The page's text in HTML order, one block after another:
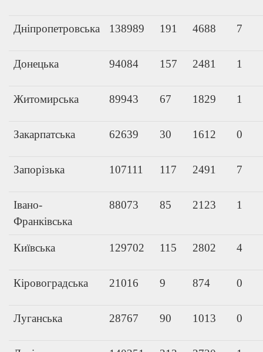
Дніпропетровська 138989 191 4688 7
Донецька 94084 157 2481 1
Житомирська 89943 67 1829 1
Закарпатська 62639 30 1612 0
Запорізька 107111 117 2491 7
Івано-
Франківська
88073 85 2123 1
Київська 129702 115 2802 4
Кіровоградська 21016 9 874 0
Луганська 28767 90 1013 0